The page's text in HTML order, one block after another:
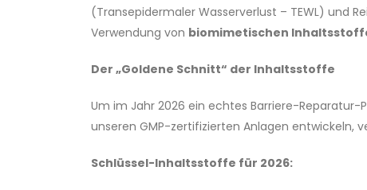
(Transepidermaler Wasserverlust – TEWL) und
Verwendung von biomimetischen
Der „Goldene Schnitt“ der Inhaltsstoffe
Um im Jahr 2026 ein echtes Barriere-
unseren GMP-zertifizierten Anlagen entwickeln,
Schlüssel-Inhaltsstoffe für 2026: